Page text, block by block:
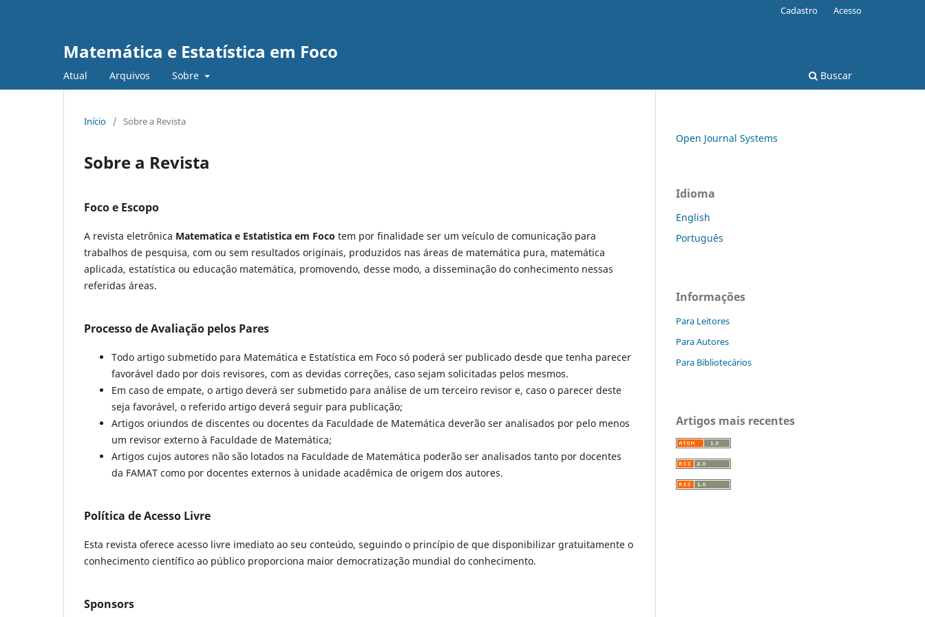
Matemática e Estatística em Foco
Atual Arquivos Sobre Buscar
Cadastro Acesso
Início / Sobre a Revista
Sobre a Revista
Foco e Escopo
A revista eletrônica Matematica e Estatistica em Foco tem por finalidade ser um veículo de comunicação para
trabalhos de pesquisa, com ou sem resultados originais, produzidos nas áreas de matemática pura, matemática
aplicada, estatística ou educação matemática, promovendo, desse modo, a disseminação do conhecimento nessas
referidas áreas.
Processo de Avaliação pelos Pares
Todo artigo submetido para Matemática e Estatística em Foco só poderá ser publicado desde que tenha parecer
favorável dado por dois revisores, com as devidas correções, caso sejam solicitadas pelos mesmos.
Em caso de empate, o artigo deverá ser submetido para análise de um terceiro revisor e, caso o parecer deste
seja favorável, o referido artigo deverá seguir para publicação;
Artigos oriundos de discentes ou docentes da Faculdade de Matemática deverão ser analisados por pelo menos
um revisor externo à Faculdade de Matemática;
Artigos cujos autores não são lotados na Faculdade de Matemática poderão ser analisados tanto por docentes
da FAMAT como por docentes externos à unidade acadêmica de origem dos autores.
Política de Acesso Livre
Esta revista oferece acesso livre imediato ao seu conteúdo, seguindo o princípio de que disponibilizar gratuitamente o
conhecimento científico ao público proporciona maior democratização mundial do conhecimento.
Sponsors
Open Journal Systems
Idioma
English
Português
Informações
Para Leitores
Para Autores
Para Bibliotecários
Artigos mais recentes